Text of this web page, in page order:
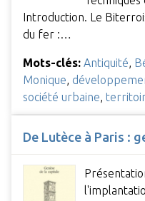
Introduction. Le
du fer :…
Mots-clés: Antiquité
Monique
société urbaine
De Lutèce à Paris :